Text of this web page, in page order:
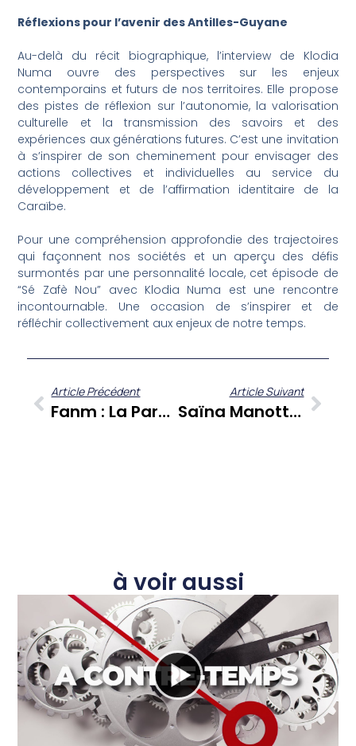
Réflexions pour l’avenir des Antilles-Guyane
Au-delà du récit biographique, l’interview de Klodia
Numa ouvre des perspectives sur les enjeux
contemporains et futurs de nos territoires. Elle propose
des pistes de réflexion sur l’autonomie, la valorisation
culturelle et la transmission des savoirs et des
expériences aux générations futures. C’est une invitation
à s’inspirer de son cheminement pour envisager des
actions collectives et individuelles au service du
développement et de l’affirmation identitaire de la
Caraïbe.
Pour une compréhension approfondie des trajectoires
qui façonnent nos sociétés et un aperçu des défis
surmontés par une personnalité locale, cet épisode de
“Sé Zafè Nou” avec Klodia Numa est une rencontre
incontournable. Une occasion de s’inspirer et de
réfléchir collectivement aux enjeux de notre temps.
Article Précédent
Fanm : La Parole Aux Femmes De Martinique Avec Lou Ann’ Laventure Nestoret Et Anne Laurence Ebadere
Article Suivant
Saïna Manotte : Confessions Intimes Et Parcours Artistique Dans A Cœur Ouvert
à voir aussi